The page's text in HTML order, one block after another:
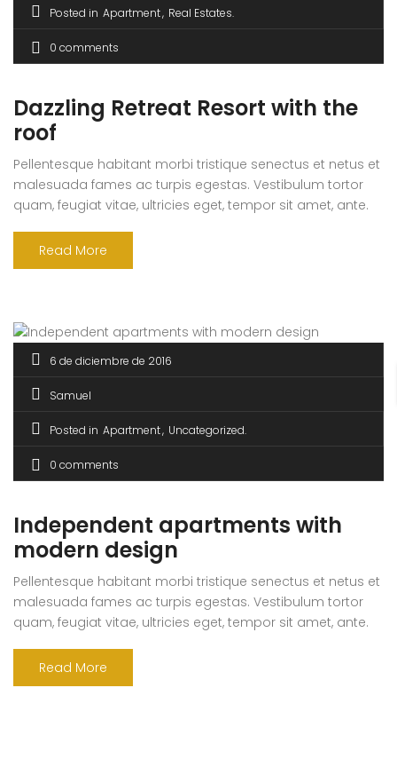
Posted in Apartment Real Estates
0 comments
Dazzling Retreat Resort with the
roof
Pellentesque habitant morbi tristique senectus et netus et
malesuada fames ac turpis egestas. Vestibulum tortor
quam, feugiat vitae, ultricies eget, tempor sit amet, ante.
ultricies mi vitae est. Mauris placerat eleifend leo. Quisque
sit amet est et sapien ullamcorper pharetra. Vestibulum
Read More
6 de diciembre de 2016
Samuel
Posted in Apartment Uncategorized
0 comments
Independent apartments with
modern design
Pellentesque habitant morbi tristique senectus et netus et
malesuada fames ac turpis egestas. Vestibulum tortor
quam, feugiat vitae, ultricies eget, tempor sit amet, ante.
ultricies mi vitae est. Mauris placerat eleifend leo. Quisque
sit amet est et sapien ullamcorper pharetra. Vestibulum
Read More